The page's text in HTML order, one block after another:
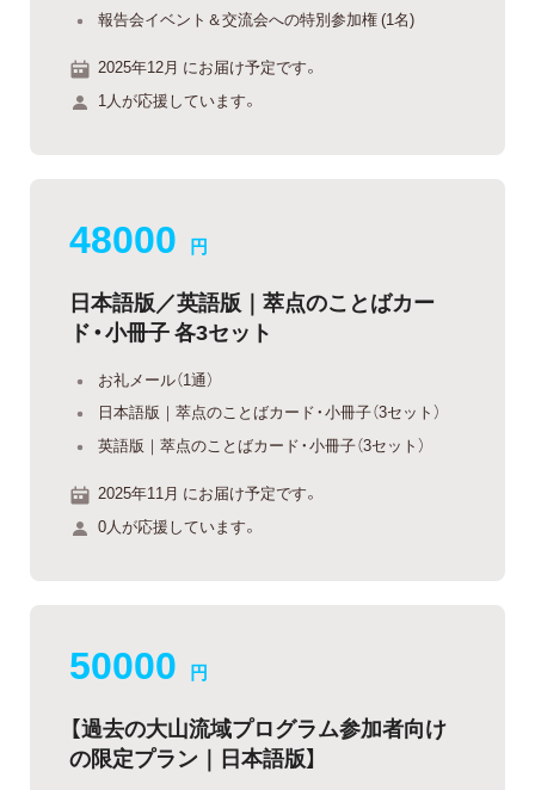
報告会イベント＆交流会への特別参加権 (1名)
2025年12月 にお届け予定です。
1人が応援しています。
48000 円
日本語版／英語版｜萃点のことばカー
ド・小冊子 各3セット
お礼メール（1通）
日本語版｜萃点のことばカード・小冊子（3セット）
英語版｜萃点のことばカード・小冊子（3セット）
2025年11月 にお届け予定です。
0人が応援しています。
50000 円
【過去の大山流域プログラム参加者向け
の限定プラン｜日本語版】